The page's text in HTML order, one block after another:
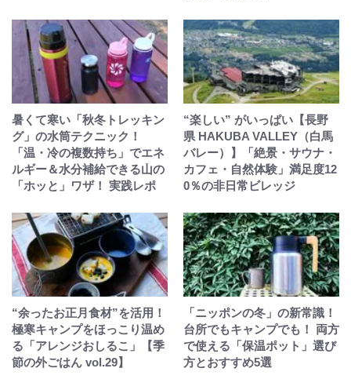
暑くて寒い「秋冬トレッキン
グ」の水筒テクニック！
「温・冷の複数持ち」でエネ
ルギー＆水分補給できる山の
「ホッと」ワザ！ 実践レポ
“楽しい” がいっぱい【長野
県 HAKUBA VALLEY（白馬
バレー）】「絶景・サウナ・
カフェ・自然体験」満足度12
0％の非日常ビレッジ
“余ったお正月食材”を活用！
極寒キャンプをほっこり温め
る「アレンジおしるこ」【季
節の外ごはん vol.29】
「ニッポンの冬」の新常識！
台所でもキャンプでも！ 両方
で使える「保温ポット」選び
方とおすすめ5選